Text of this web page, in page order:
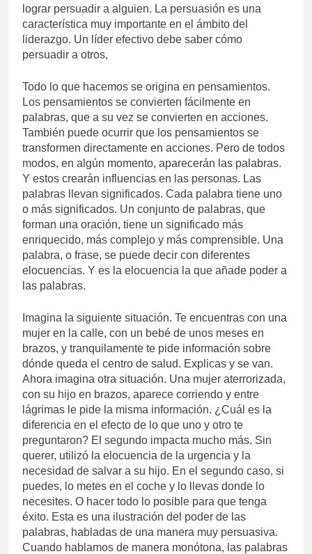
lograr persuadir a alguien. La persuasión es una
característica muy importante en el ámbito del
liderazgo. Un líder efectivo debe saber cómo
persuadir a otros,
Todo lo que hacemos se origina en pensamientos.
Los pensamientos se convierten fácilmente en
palabras, que a su vez se convierten en acciones.
También puede ocurrir que los pensamientos se
transformen directamente en acciones. Pero de todos
modos, en algún momento, aparecerán las palabras.
Y estos crearán influencias en las personas. Las
palabras llevan significados. Cada palabra tiene uno
o más significados. Un conjunto de palabras, que
forman una oración, tiene un significado más
enriquecido, más complejo y más comprensible. Una
palabra, o frase, se puede decir con diferentes
elocuencias. Y es la elocuencia la que añade poder a
las palabras.
Imagina la siguiente situación. Te encuentras con una
mujer en la calle, con un bebé de unos meses en
brazos, y tranquilamente te pide información sobre
dónde queda el centro de salud. Explicas y se van.
Ahora imagina otra situación. Una mujer aterrorizada,
con su hijo en brazos, aparece corriendo y entre
lágrimas le pide la misma información. ¿Cuál es la
diferencia en el efecto de lo que uno y otro te
preguntaron? El segundo impacta mucho más. Sin
querer, utilizó la elocuencia de la urgencia y la
necesidad de salvar a su hijo. En el segundo caso, si
puedes, lo metes en el coche y lo llevas donde lo
necesites. O hacer todo lo posible para que tenga
éxito. Esta es una ilustración del poder de las
palabras, habladas de una manera muy persuasiva.
Cuando hablamos de manera monótona, las palabras